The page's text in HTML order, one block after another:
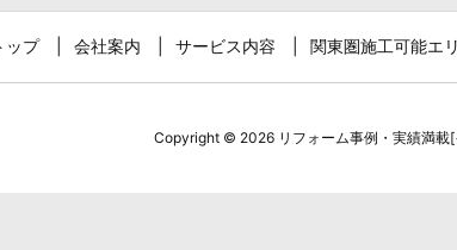
ップ 会社案内 サービス内容 関東圏施工可能エ
Copyright © 2026 リフォーム事例・実績満